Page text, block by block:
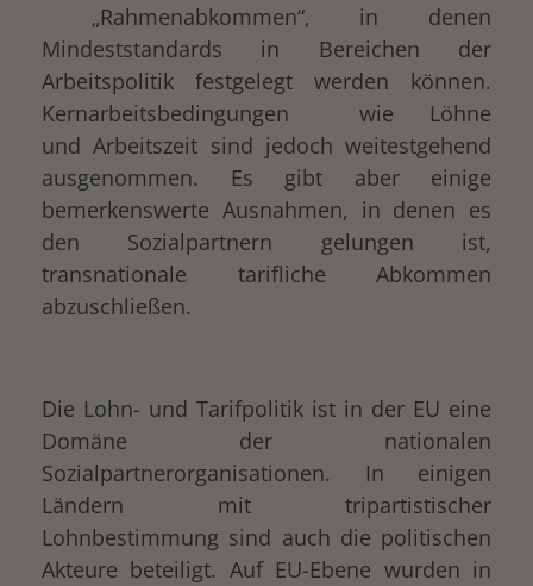
„Rahmenabkommen“, in denen
Mindeststandards in Bereichen der
Arbeitspolitik festgelegt werden können.
Kernarbeitsbedingungen wie Löhne
und Arbeitszeit sind jedoch weitestgehend
ausgenommen. Es gibt aber einige
bemerkenswerte Ausnahmen, in denen es
den Sozialpartnern gelungen ist,
transnationale tarifliche Abkommen
abzuschließen.
Die Lohn- und Tarifpolitik ist in der EU eine
Domäne der nationalen
Sozialpartnerorganisationen. In einigen
Ländern mit tripartistischer
Lohnbestimmung sind auch die politischen
Akteure beteiligt. Auf EU-Ebene wurden in